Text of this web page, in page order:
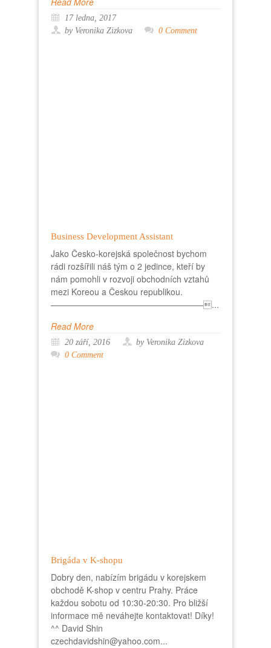
17 ledna, 2017
by Veronika Zizkova
0 Comment
Business Development Assistant
Jako Česko-korejská společnost bychom
rádi rozšířili náš tým o 2 jedince, kteří by
nám pomohli v rozvoji obchodních vztahů
mezi Koreou a Českou republikou.
——————————————————...
Read More
20 září, 2016
by Veronika Zizkova
0 Comment
Brigáda v K-shopu
Dobry den, nabízím brigádu v korejskem
obchodě K-shop v centru Prahy. Práce
každou sobotu od 10:30-20:30. Pro bližší
informace mě neváhejte kontaktovat! Díky!
^^ David Shin
czechdavidshin@yahoo.com...